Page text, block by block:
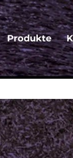
Produkte